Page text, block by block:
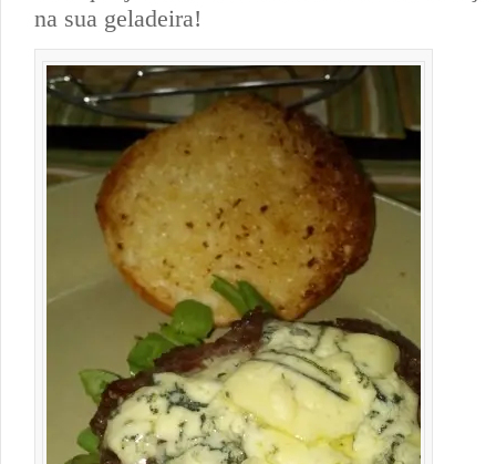
na sua geladeira!